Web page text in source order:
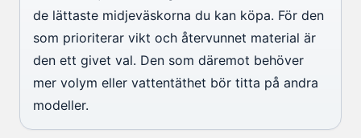
de lättaste midjeväskorna du kan köpa. För den
som prioriterar vikt och återvunnet material är
den ett givet val. Den som däremot behöver
mer volym eller vattentäthet bör titta på andra
modeller.